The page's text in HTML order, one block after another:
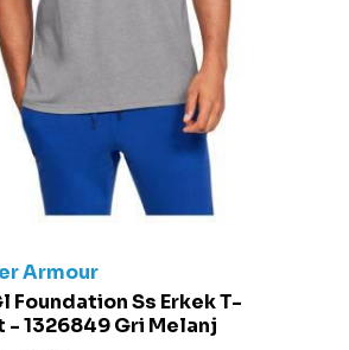
Armour
Foundation Ss Erkek T-
- 1326849 Gri Melanj